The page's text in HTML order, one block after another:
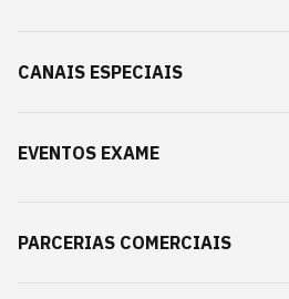
CANAIS ESPECIAIS
EVENTOS EXAME
PARCERIAS COMERCIAIS